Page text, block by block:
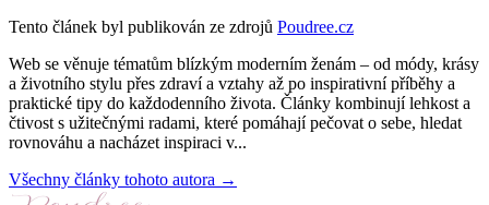
Tento článek byl publikován ze zdrojů Poudree.cz
Web se věnuje tématům blízkým moderním ženám – od módy, krásy
a životního stylu přes zdraví a vztahy až po inspirativní příběhy a
praktické tipy do každodenního života. Články kombinují lehkost a
čtivost s užitečnými radami, které pomáhají pečovat o sebe, hledat
rovnováhu a nacházet inspiraci v...
Všechny články tohoto autora →